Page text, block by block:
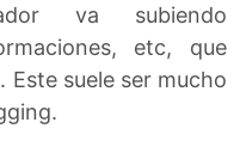
va subiendo
etc, que
Este suele ser mucho